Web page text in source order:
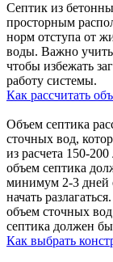
Септик из
просторным
норм отступа от
воды. Важно
чтобы избежать
работу системы.
Как рассчитать
Объем септика
сточных вод,
из расчета 150-
объем септика
минимум 2-3 дней
начать
объем сточных
септика должен
Как выбрать